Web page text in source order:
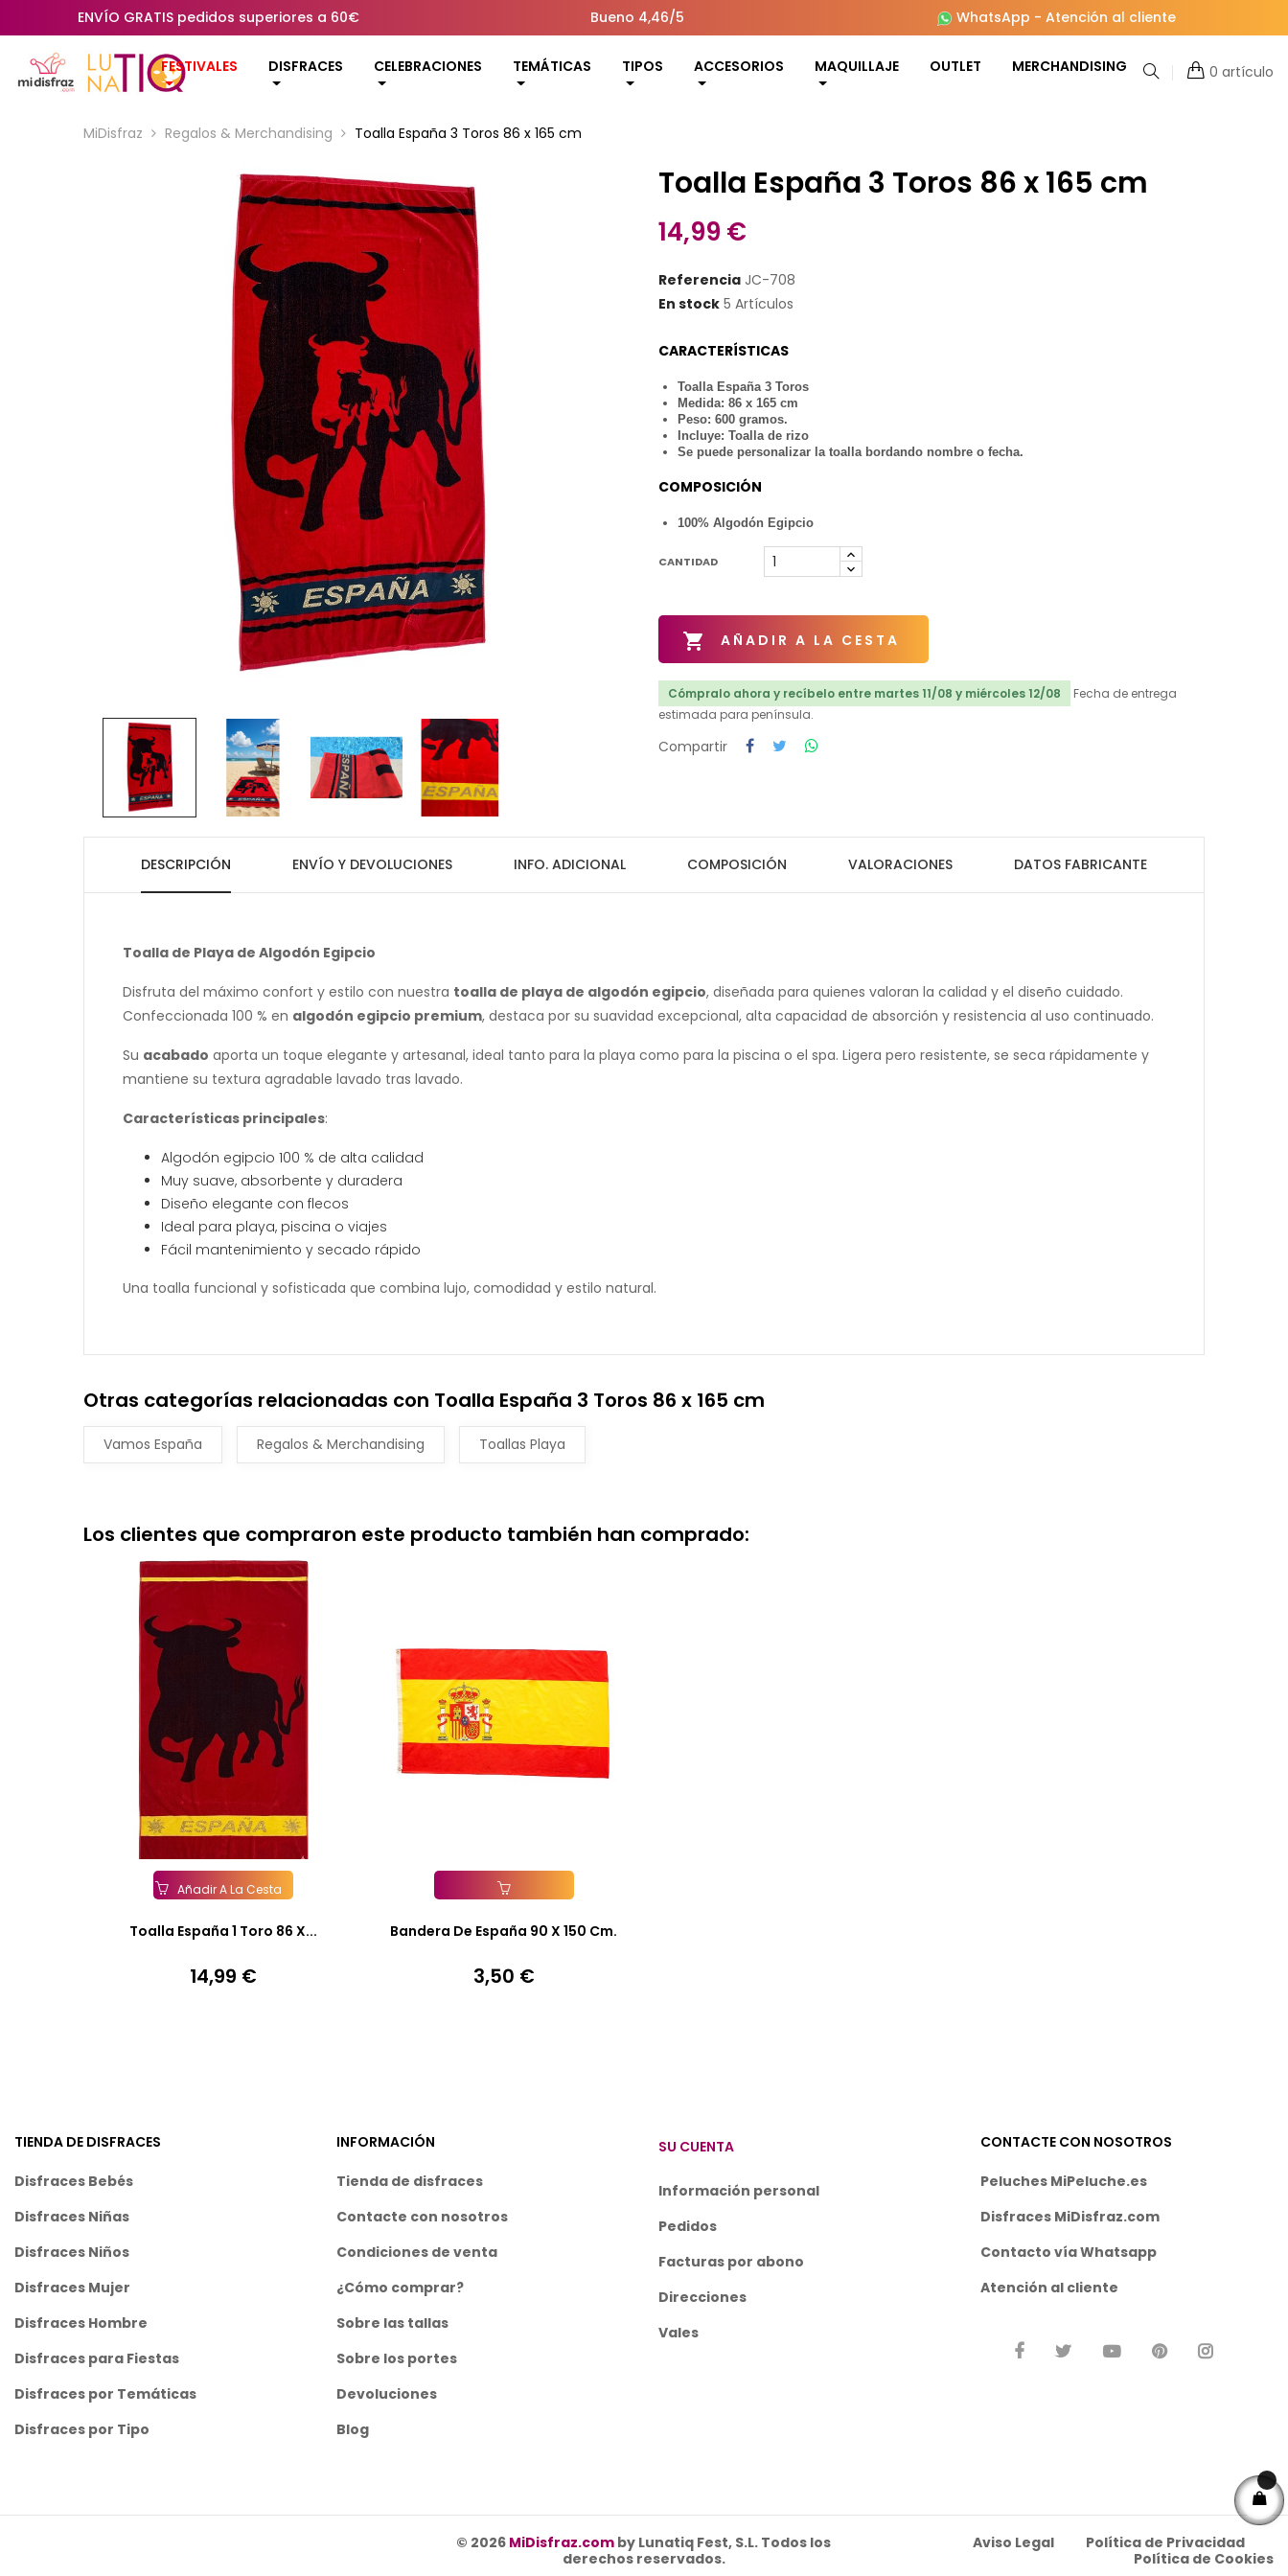
ENVÍO GRATIS pedidos superiores a 60€ Bueno 4,46/5 WhatsApp - Atención al cliente
FESTIVALES DISFRACES CELEBRACIONES TEMÁTICAS TIPOS ACCESORIOS MAQUILLAJE OUTLET MERCHANDISING 0 artículo
MiDisfraz Regalos & Merchandising Toalla España 3 Toros 86 x 165 cm
Toalla España 3 Toros 86 x 165 cm
14,99 €
Referencia JC-708
En stock 5 Artículos
CARACTERÍSTICAS
Toalla España 3 Toros
Medida: 86 x 165 cm
Peso: 600 gramos.
Incluye: Toalla de rizo
Se puede personalizar la toalla bordando nombre o fecha.
COMPOSICIÓN
100% Algodón Egipcio
CANTIDAD
 AÑADIR A LA CESTA
Cómpralo ahora y recíbelo entre martes 11/08 y miércoles 12/08
Fecha de entrega
estimada para península.
Compartir
DESCRIPCIÓN ENVÍO Y DEVOLUCIONES INFO. ADICIONAL COMPOSICIÓN VALORACIONES DATOS FABRICANTE
Toalla de Playa de Algodón Egipcio
Disfruta del máximo confort y estilo con nuestra toalla de playa de algodón egipcio, diseñada para quienes valoran la calidad y el diseño cuidado.
Confeccionada 100 % en algodón egipcio premium, destaca por su suavidad excepcional, alta capacidad de absorción y resistencia al uso continuado.
Su acabado aporta un toque elegante y artesanal, ideal tanto para la playa como para la piscina o el spa. Ligera pero resistente, se seca rápidamente y
mantiene su textura agradable lavado tras lavado.
Características principales:
Algodón egipcio 100 % de alta calidad
Muy suave, absorbente y duradera
Diseño elegante con flecos
Ideal para playa, piscina o viajes
Fácil mantenimiento y secado rápido
Una toalla funcional y sofisticada que combina lujo, comodidad y estilo natural.
Otras categorías relacionadas con Toalla España 3 Toros 86 x 165 cm
Vamos España Regalos & Merchandising Toallas Playa
Los clientes que compraron este producto también han comprado:
Añadir A La Cesta
Toalla España 1 Toro 86 X...
Precio
14,99 €
Añadir A La Cesta
Bandera De España 90 X 150 Cm.
Precio
3,50 €
TIENDA DE DISFRACES
Disfraces Bebés
Disfraces Niñas
Disfraces Niños
Disfraces Mujer
Disfraces Hombre
Disfraces para Fiestas
Disfraces por Temáticas
Disfraces por Tipo
INFORMACIÓN
Tienda de disfraces
Contacte con nosotros
Condiciones de venta
¿Cómo comprar?
Sobre las tallas
Sobre los portes
Devoluciones
Blog
SU CUENTA
Información personal
Pedidos
Facturas por abono
Direcciones
Vales
CONTACTE CON NOSOTROS
Peluches MiPeluche.es
Disfraces MiDisfraz.com
Contacto víaWhatsapp
Atención al cliente
© 2026 MiDisfraz.com by Lunatiq Fest, S.L. Todos los
derechos reservados.
Aviso Legal
Política de Privacidad
Política de Cookies